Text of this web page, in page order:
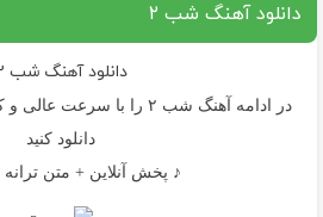
دانلود آهنگ شب ۲
دانلود آهنگ شب ۲
در ادامه آهنگ شب ۲ را با
دانلود کنید
♪ پخش آنلاین + متن ترانه